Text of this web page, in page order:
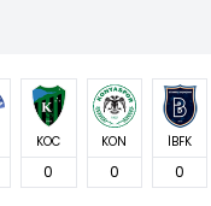
KOC
0
KON
0
İBFK
0